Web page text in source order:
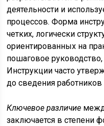
деятельности и
процессов. Форма
четких, логически
ориентированных на
пошаговое
Инструкции часто
до сведения работников
Ключевое различие
заключается в степени